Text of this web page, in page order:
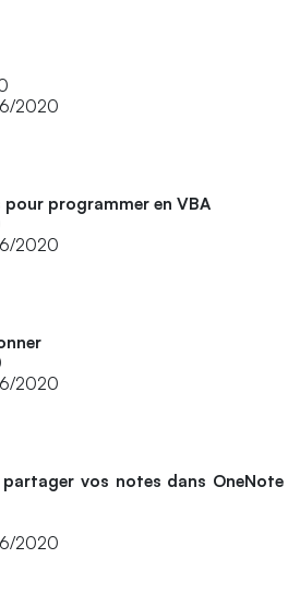
2020
pour programmer en VBA
2020
2020
vos notes dans OneNote
2020